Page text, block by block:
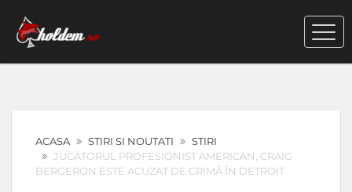
ACASA STIRI SI NOUTATI
STIRI
JUCĂTORUL PROFESIONIST AMERICAN, CRAIG
BERGERON ESTE ACUZAT DE CRIMĂ ÎN DETROIT